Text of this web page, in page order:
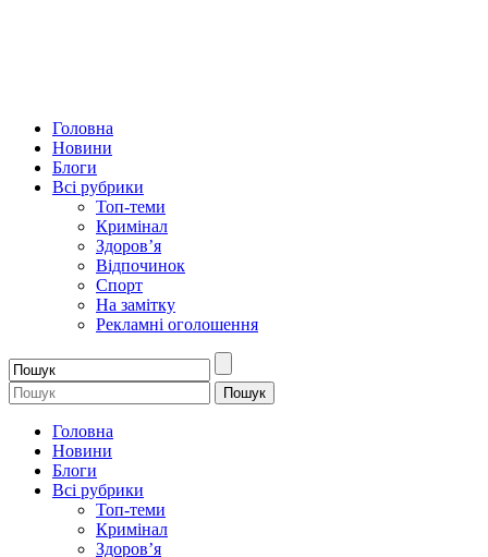
Головна
Новини
Блоги
Всі рубрики
Топ-теми
Кримінал
Здоров’я
Відпочинок
Спорт
На замітку
Рекламні оголошення
Головна
Новини
Блоги
Всі рубрики
Топ-теми
Кримінал
Здоров’я